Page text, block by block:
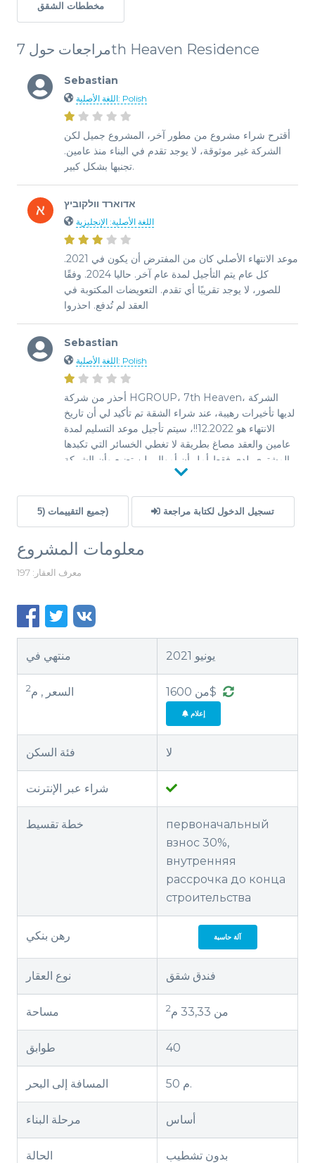
مخططات الشقق
مراجعات حول 7th Heaven Residence
Sebastian
اللغة الأصلية: Polish
أقترح شراء مشروع من مطور آخر، المشروع جميل لكن
الشركة غير موثوقة، لا يوجد تقدم في البناء منذ عامين.
تجنبها بشكل كبير.
אדוארד וולקוביץ
اللغة الأصلية: الإنجليزية
موعد الانتهاء الأصلي كان من المفترض أن يكون في 2021.
كل عام يتم التأجيل لمدة عام آخر. حاليا 2024. وفقًا
للصور، لا يوجد تقريبًا أي تقدم. التعويضات المكتوبة في
العقد لم تُدفع. احذروا
Sebastian
اللغة الأصلية: Polish
أحذر من شركة HGROUP، 7th Heaven، الشركة
لديها تأخيرات رهيبة، عند شراء الشقة تم تأكيد لي أن تاريخ
الانتهاء هو 12.2022!!، سيتم تأجيل موعد التسليم لمدة
عامين والعقد مصاغ بطريقة لا تغطي الخسائر التي تكبدها
المشتري. لدي فقط أمل أن أموالي لن تضيع وأن الشركة
ستنهي الاستثمار. أقترح عدم إبرام أي عقود مع HGroup.
للتواصل، سأكون سعيدًا لوصف تجربتي مع المطور غير
جميع التقييمات (5) تسجيل الدخول لكتابة مراجعة
معلومات المشروع
معرف العقار: 197
منتهي في يونيو 2021
السعر , م2 من 1600$
إعلام
فئة السكن لا
شراء عبر الإنترنت
خطة تقسيط
первоначальный
взнос 30%,
внутренняя
рассрочка до конца
строительства
رهن بنكي آلة حاسبة
نوع العقار فندق شقق
مساحة من 33,33 م 2
طوابق 40
المسافة إلى البحر 50 م.
مرحلة البناء أساس
الحالة بدون تشطيب